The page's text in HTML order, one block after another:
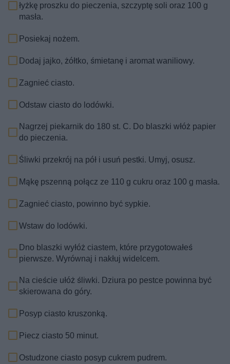
łyżkę proszku do pieczenia, szczyptę soli oraz 100 g
masła.
Posiekaj nożem.
Dodaj jajko, żółtko, śmietanę i aromat waniliowy.
Zagnieć ciasto.
Odstaw ciasto do lodówki.
Nagrzej piekarnik do 180 st. C. Do blaszki włóż papier
do pieczenia.
Śliwki przekrój na pół i usuń pestki. Umyj, osusz.
Mąkę pszenną połącz ze 110 g cukru oraz 100 g masła.
Zagnieć ciasto, powinno być sypkie.
Wstaw do lodówki.
Dno blaszki wyłóż ciastem, które przygotowałeś
pierwsze. Wyrównaj i nakłuj widelcem.
Na cieście ułóż śliwki. Dziura po pestce powinna być
skierowana do góry.
Posyp ciasto kruszonką.
Piecz ciasto 50 minut.
Ostudzone ciasto posyp cukrem pudrem.